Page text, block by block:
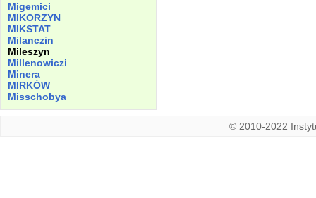
Migemici
MIKORZYN
MIKSTAT
Milanczin
Mileszyn
Millenowiczi
Minera
MIRKÓW
Misschobya
© 2010-2022